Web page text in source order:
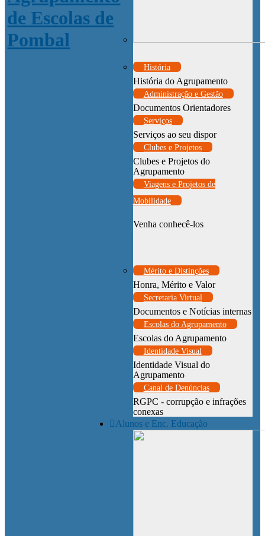
História
História do Agrupamento
Administração e Gestão
Documentos Orientadores
Serviços
Serviços ao seu dispor
Clubes e Projetos
Clubes e Projetos do
Agrupamento
Viagens e Projetos de
Mobilidade
Venha conhecê-los
Mérito e Distinções
Honra, Mérito e Valor
Secretaria Virtual
Documentos e Notícias internas
Escolas do Agrupamento
Escolas do Agrupamento
Identidade Visual
Identidade Visual do
Agrupamento
Canal de Denúncias
RGPC - corrupção e infrações
conexas
Alunos e Enc. Educação